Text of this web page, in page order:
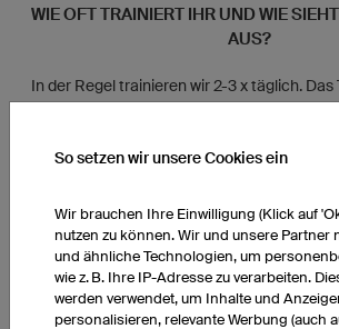
WIE OFT TRAINIERT IHR UND WIE
AUS?
In der Regel trainieren wir 2-3 x täglich.
Videosessions zur Spielvorbereitung. Nach
dem großen Thema der Regeneration und
von Vorne los.
HAT EUER TEAM BESTIMMTE
So setzen wir unsere Cookies ein
Wir brauchen Ihre Einwilligung (Klick auf
nutzen zu können. Wir und unsere Partner
und ähnliche Technologien, um
wie z. B. Ihre IP-Adresse zu verarbeiten.
werden verwendet, um Inhalte und
personalisieren, relevante Werbung (auch